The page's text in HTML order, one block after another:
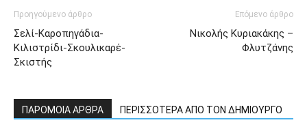
Προηγούμενο άρθρο
Σελί-Καροπηγάδια-
Κιλιστρίδι-Σκουλικαρέ-
Σκιστής
Επόμενο άρθρο
Νικολής Κυριακάκης –
Φλυτζάνης
ΠΑΡΟΜΟΙΑ ΑΡΘΡΑ ΠΕΡΙΣΣΟΤΕΡΑ ΑΠΟ ΤΟΝ ΔΗΜΙΟΥΡΓΟ